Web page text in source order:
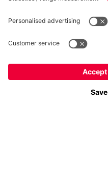
Paiement et livraisonFrance
Mondial